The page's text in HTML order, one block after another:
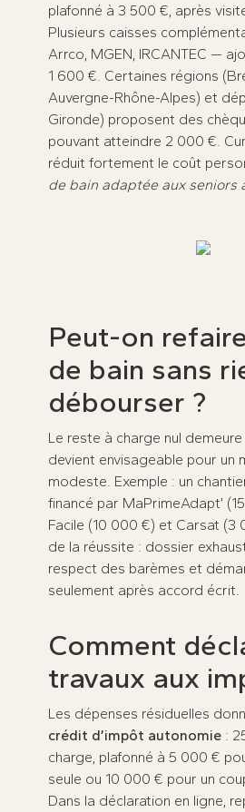
plafonné à 3 500 €, après
Plusieurs caisses
Arrco, MGEN, IRCANTEC —
1 600 €. Certaines régions
Auvergne-Rhône-Alpes) et
Gironde) proposent des
pouvant atteindre 2 000 €.
réduit fortement le coût
de bain adaptée aux seniors
Peut-on
de bain sans
débourser ?
Le reste à charge nul demeure
devient envisageable pour un
modeste. Exemple : un
financé par MaPrimeAdapt’
Facile (10 000 €) et Carsat (3
de la réussite : dossier
respect des barèmes et
seulement après accord écrit.
Comment
travaux aux
Les dépenses résiduelles
crédit d’impôt autonomie:
charge, plafonné à 5 000 €
seule ou 10 000 € pour un
Dans la déclaration en ligne,